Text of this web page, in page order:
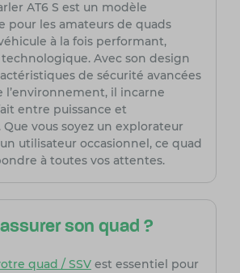
AT6 S est un modèle
pour les amateurs de quads
à la fois performant,
Avec son design
de sécurité avancées
l’environnement, il incarne
entre puissance et
vous soyez un explorateur
utilisateur occasionnel, ce quad
à toutes vos attentes.
son quad ?
quad / SSVest essentiel pour